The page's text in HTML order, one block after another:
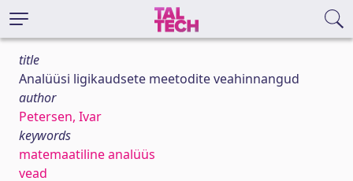
title
Analüüsi ligikaudsete meetodite veahinnangud
author
Petersen, Ivar
keywords
matemaatiline analüüs
vead